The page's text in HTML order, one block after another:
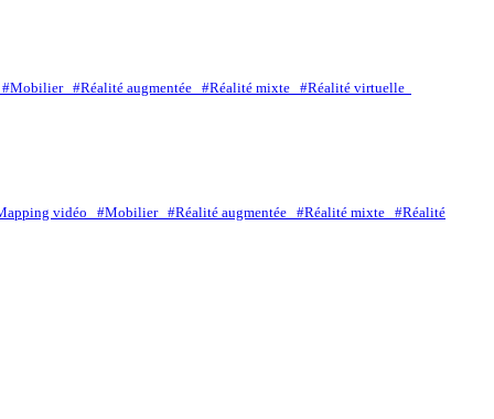
#Mobilier #Réalité augmentée #Réalité mixte #Réalité virtuelle
vidéo #Mobilier #Réalité augmentée #Réalité mixte #Réalité